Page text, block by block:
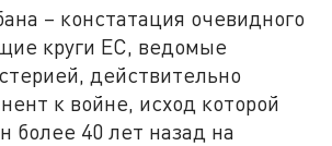
– констатация очевидного
круги ЕС, ведомые
действительно
к войне, исход которой
более 40 лет назад на